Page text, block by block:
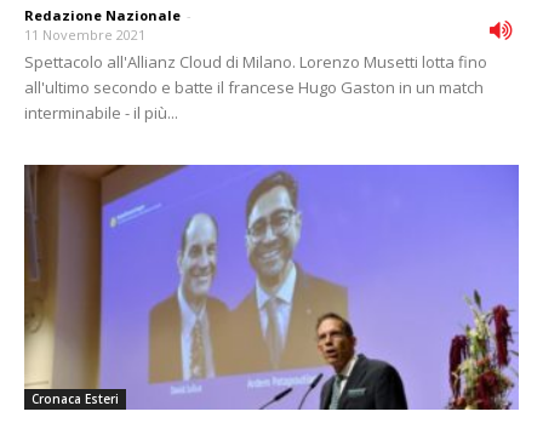
Redazione Nazionale -
11 Novembre 2021
Spettacolo all'Allianz Cloud di Milano. Lorenzo Musetti lotta fino
all'ultimo secondo e batte il francese Hugo Gaston in un match
interminabile - il più...
Cronaca Esteri